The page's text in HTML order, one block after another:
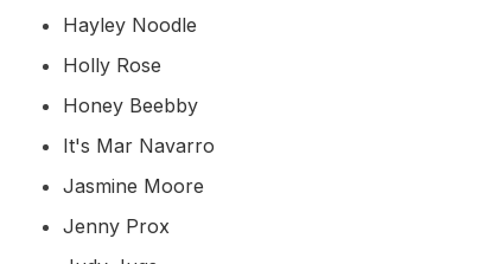
Hayley Noodle
Holly Rose
Honey Beebby
It's Mar Navarro
Jasmine Moore
Jenny Prox